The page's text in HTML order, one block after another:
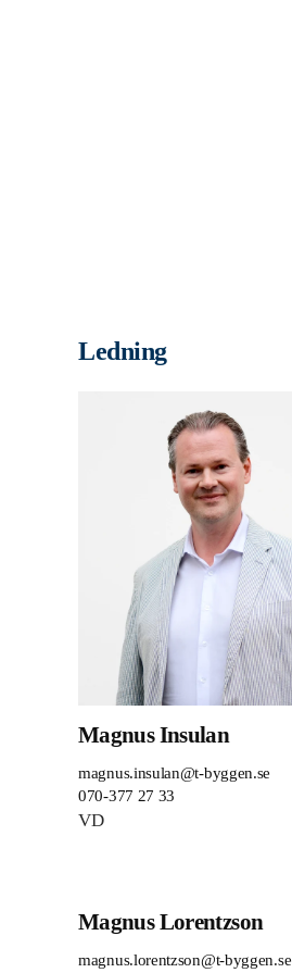
Ledning
Magnus Insulan
magnus.insulan@t-byggen.se
070-377 27 33
VD
Magnus Lorentzson
magnus.lorentzson@t-byggen.se